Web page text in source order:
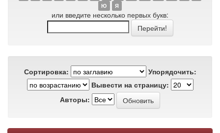
Ю
Я
или введите несколько первых букв:
Сортировка:
Упорядочить:
Вывести на страницу:
Авторы: